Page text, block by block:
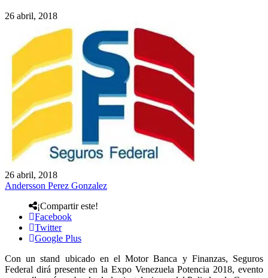
26 abril, 2018
26 abril, 2018
Andersson Perez Gonzalez
¡Compartir este!
Facebook
Twitter
Google Plus
Con un stand ubicado en el Motor Banca y Finanzas, Seguros
Federal dirá presente en la Expo Venezuela Potencia 2018, evento